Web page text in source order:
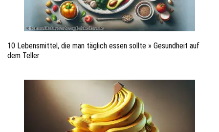
10 Lebensmittel, die man täglich essen sollte » Gesundheit auf
dem Teller